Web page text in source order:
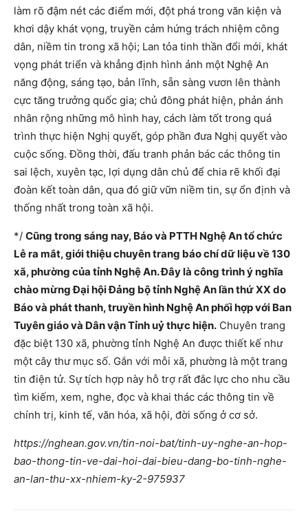
làm rõ đậm nét các điểm mới, đột phá trong văn kiện và
khơi dậy khát vọng, truyền cảm hứng trách nhiệm công
dân, niềm tin trong xã hội; Lan tỏa tinh thần đổi mới, khát
vọng phát triển và khẳng định hình ảnh một Nghệ An
năng động, sáng tạo, bản lĩnh, sẵn sàng vươn lên thành
cực tăng trưởng quốc gia; chủ đông phát hiện, phản ánh
nhân rộng những mô hình hay, cách làm tốt trong quá
trình thực hiện Nghị quyết, góp phần đưa Nghị quyết vào
cuộc sống. Đồng thời, đấu tranh phản bác các thông tin
sai lệch, xuyên tạc, lợi dụng dân chủ để chia rẽ khối đại
đoàn kết toàn dân, qua đó giữ vữn niềm tin, sự ổn định và
thống nhất trong toàn xã hội.
*/ Cũng trong sáng nay, Báo và PTTH Nghệ An tổ chức
Lễ ra mắt, giới thiệu chuyên trang báo chí dữ liệu về 130
xã, phường của tỉnh Nghệ An. Đây là công trình ý nghĩa
chào mừng Đại hội Đảng bộ tỉnh Nghệ An lần thứ XX do
Báo và phát thanh, truyền hình Nghệ An phối hợp với Ban
Tuyên giáo và Dân vận Tỉnh uỷ thực hiện. Chuyên trang
đặc biệt 130 xã, phường tỉnh Nghệ An được thiết kế như
một cây thư mục số. Gắn với mỗi xã, phường là một trang
tin điện tử. Sự tích hợp này hỗ trợ rất đắc lực cho nhu cầu
tìm kiếm, xem, nghe, đọc và khai thác các thông tin về
chính trị, kinh tế, văn hóa, xã hội, đời sống ở cơ sở.
https://nghean.gov.vn/tin-noi-bat/tinh-uy-nghe-an-hop-
bao-thong-tin-ve-dai-hoi-dai-bieu-dang-bo-tinh-nghe-
an-lan-thu-xx-nhiem-ky-2-975937